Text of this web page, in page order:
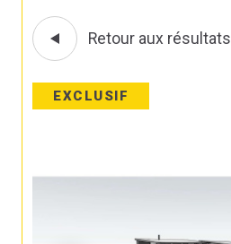
Retour aux résultats
EXCLUSIF